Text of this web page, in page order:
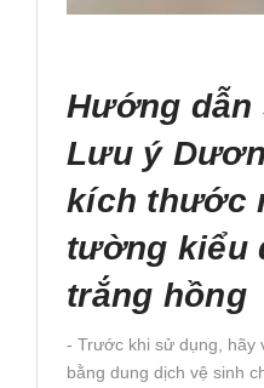
Hướng dẫn
Lưu ý
kích thước
tường kiểu
trắng hồng
- Trước khi sử dụng, hãy
bằng dung dịch vệ sinh